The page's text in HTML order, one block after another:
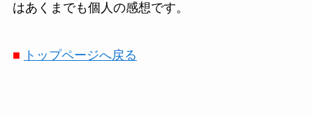
はあくまでも個人の感想です。
■ トップページへ戻る